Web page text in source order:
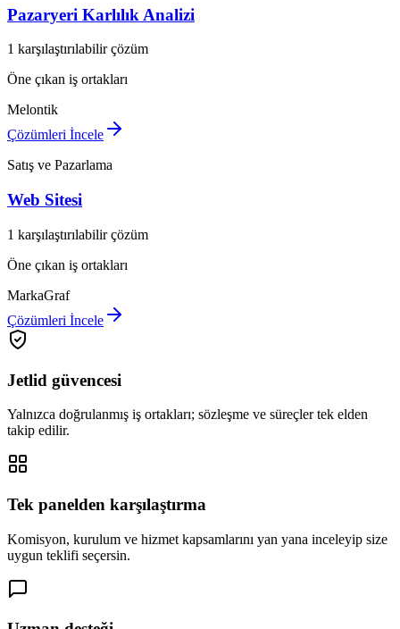
Pazaryeri Karlılık Analizi
1 karşılaştırılabilir çözüm
Öne çıkan iş ortakları
Melontik
Çözümleri İncele
Satış ve Pazarlama
Web Sitesi
1 karşılaştırılabilir çözüm
Öne çıkan iş ortakları
MarkaGraf
Çözümleri İncele
Jetlid güvencesi
Yalnızca doğrulanmış iş ortakları; sözleşme ve süreçler tek elden
takip edilir.
Tek panelden karşılaştırma
Komisyon, kurulum ve hizmet kapsamlarını yan yana inceleyip size
uygun teklifi seçersin.